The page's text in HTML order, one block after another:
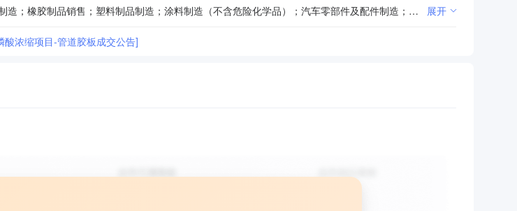
一般项目：货物进出口；新材料技术推广服务；橡胶制品制造；橡胶制品销售；塑料制品制造；涂料制造（不含危险化学品）；汽车零部件及配件制造；金属材料制造；技术服务、技术开发、技术咨询、技术交流、技术转让、技术推广；塑料制品销售；涂料销售（不含危险化学品）；金属材料销售；防火封堵材料销售；防火封堵材料生产(除依法须经批准的项目外，凭营业执照依法自主开展经营活动)。许可项目：建设工程施工(依法须经批准的项目，经相关部门批准后方可开展经营活动，具体经营项目以审批结果为准)。 展开
浓缩项目-管道胶板成交公告]